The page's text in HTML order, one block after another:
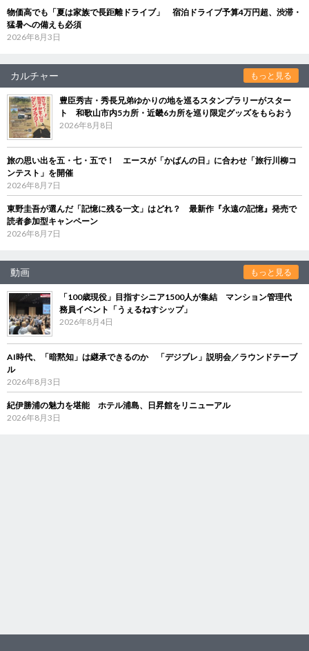
物価高でも「夏は家族で長距離ドライブ」 宿泊ドライブ予算4万円超、渋滞・
猛暑への備えも必須
2026年8月3日
カルチャー もっと見る
豊臣秀吉・秀長兄弟ゆかりの地を巡るスタンプラリーがスター
ト 和歌山市内5カ所・近畿6カ所を巡り限定グッズをもらおう
2026年8月8日
旅の思い出を五・七・五で！ エースが「かばんの日」に合わせ「旅行川柳コ
ンテスト」を開催
2026年8月7日
東野圭吾が選んだ「記憶に残る一文」はどれ？ 最新作『永遠の記憶』発売で
読者参加型キャンペーン
2026年8月7日
動画 もっと見る
「100歳現役」目指すシニア1500人が集結 マンション管理代
務員イベント「うぇるねすシップ」
2026年8月4日
AI時代、「暗黙知」は継承できるのか 「デジブレ」説明会／ラウンドテーブ
ル
2026年8月3日
紀伊勝浦の魅力を堪能 ホテル浦島、日昇館をリニューアル
2026年8月3日